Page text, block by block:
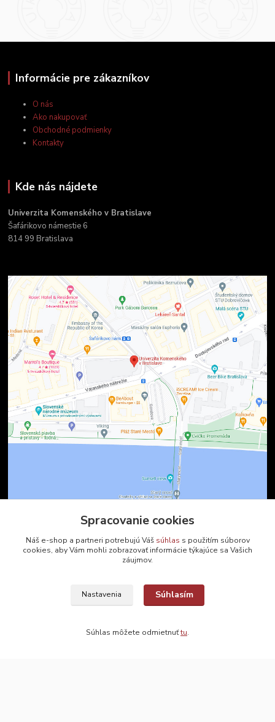
Informácie pre zákazníkov
O nás
Ako nakupovať
Obchodné podmienky
Kontakty
Kde nás nájdete
Univerzita Komenského v Bratislave
Šafárikovo námestie 6
814 99 Bratislava
Kontakty
(Po-Pia, 8-16 hod.)
Spracovanie cookies
Náš e-shop a partneri potrebujú Váš súhlas s použitím súborov
cookies, aby Vám mohli zobrazovať informácie týkajúce sa Vašich
záujmov.
Nastavenia Súhlasím
Súhlas môžete odmietnuťtu.